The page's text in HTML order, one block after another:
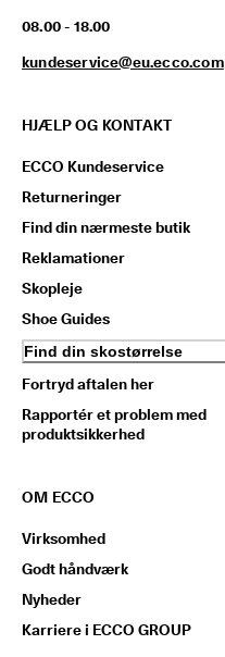
08.00 - 18.00
kundeservice@eu.ecco.com
HJÆLP OG KONTAKT
ECCO Kundeservice
Returneringer
Find din nærmeste butik
Reklamationer
Skopleje
Shoe Guides
Find din skostørrelse
Fortryd aftalen her
Rapportér et problem med
produktsikkerhed
OM ECCO
Virksomhed
Godt håndværk
Nyheder
Karriere i ECCO GROUP